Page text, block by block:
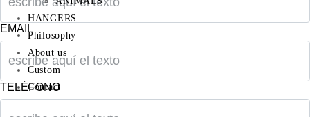
HANGERS
Philosophy
About us
Custom
Contact
EMAIL
TELÉFONO